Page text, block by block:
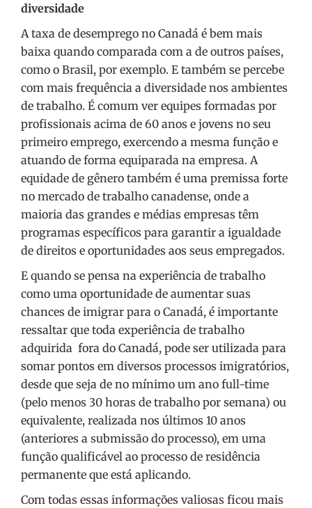
diversidade
A taxa de desemprego no Canadá é bem mais
baixa quando comparada com a de outros países,
como o Brasil, por exemplo. E também se percebe
com mais frequência a diversidade nos ambientes
de trabalho. É comum ver equipes formadas por
profissionais acima de 60 anos e jovens no seu
primeiro emprego, exercendo a mesma função e
atuando de forma equiparada na empresa. A
equidade de gênero também é uma premissa forte
no mercado de trabalho canadense, onde a
maioria das grandes e médias empresas têm
programas específicos para garantir a igualdade
de direitos e oportunidades aos seus empregados.
E quando se pensa na experiência de trabalho
como uma oportunidade de aumentar suas
chances de imigrar para o Canadá, é importante
ressaltar que toda experiência de trabalho
adquirida fora do Canadá, pode ser utilizada para
somar pontos em diversos processos imigratórios,
desde que seja de no mínimo um ano full-time
(pelo menos 30 horas de trabalho por semana) ou
equivalente, realizada nos últimos 10 anos
(anteriores a submissão do processo), em uma
função qualificável ao processo de residência
permanente que está aplicando.
Com todas essas informações valiosas ficou mais